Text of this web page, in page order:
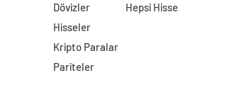
Dövizler
Hisseler
Kripto Paralar
Pariteler
Hepsi Hisse